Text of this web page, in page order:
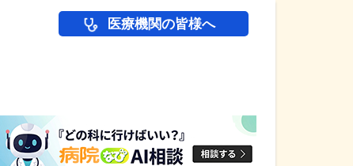
医療機関の皆様へ